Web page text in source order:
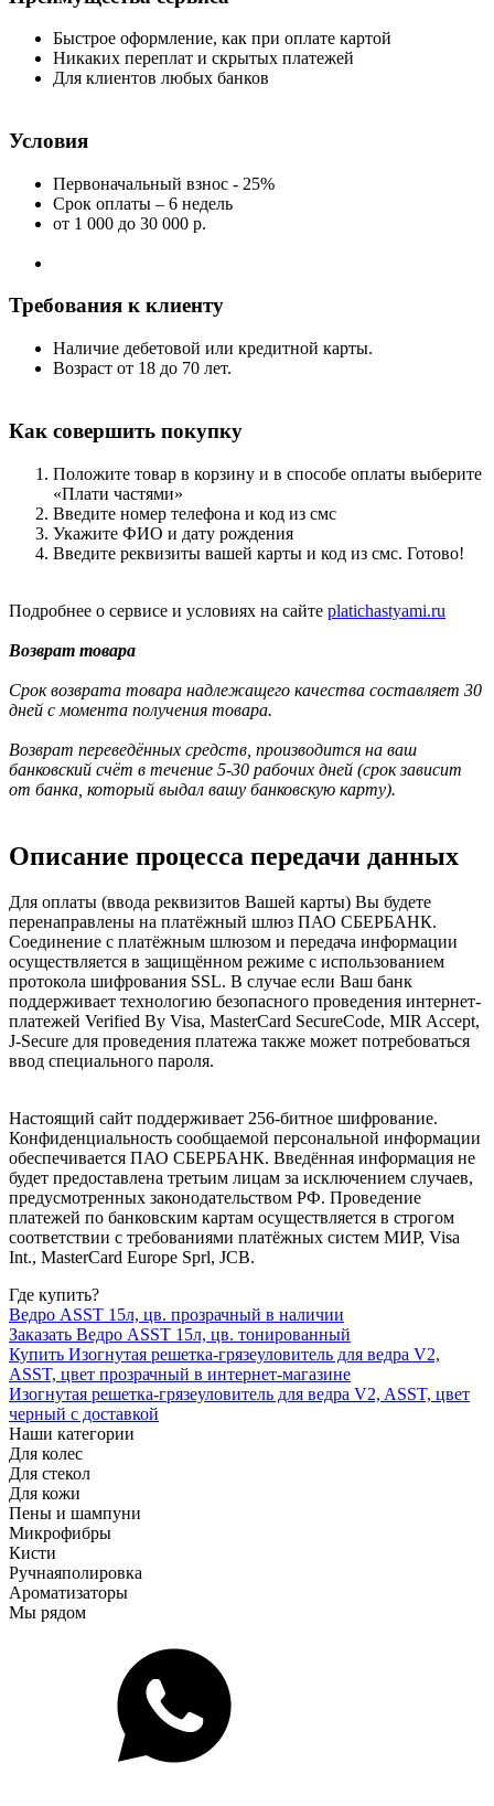
Быстрое оформление, как при оплате картой
Никаких переплат и скрытых платежей
Для клиентов любых банков
Условия
Первоначальный взнос - 25%
Срок оплаты – 6 недель
от 1 000 до 30 000 р.
Требования к клиенту
Наличие дебетовой или кредитной карты.
Возраст от 18 до 70 лет.
Как совершить покупку
Положите товар в корзину и в способе оплаты выберите
«Плати частями»
Введите номер телефона и код из смс
Укажите ФИО и дату рождения
Введите реквизиты вашей карты и код из смс. Готово!
Подробнее о сервисе и условиях на сайте platichastyami.ru
Возврат товара
Срок возврата товара надлежащего качества составляет 30
дней с момента получения товара.
Возврат переведённых средств, производится на ваш
банковский счёт в течение 5-30 рабочих дней (срок зависит
от банка, который выдал вашу банковскую карту).
Описание процесса передачи данных
Для оплаты (ввода реквизитов Вашей карты) Вы будете
перенаправлены на платёжный шлюз ПАО СБЕРБАНК.
Соединение с платёжным шлюзом и передача информации
осуществляется в защищённом режиме с использованием
протокола шифрования SSL. В случае если Ваш банк
поддерживает технологию безопасного проведения интернет-
платежей Verified By Visa, MasterCard SecureCode, MIR Accept,
J-Secure для проведения платежа также может потребоваться
ввод специального пароля.
Настоящий сайт поддерживает 256-битное шифрование.
Конфиденциальность сообщаемой персональной информации
обеспечивается ПАО СБЕРБАНК. Введённая информация не
будет предоставлена третьим лицам за исключением случаев,
предусмотренных законодательством РФ. Проведение
платежей по банковским картам осуществляется в строгом
соответствии с требованиями платёжных систем МИР, Visa
Int., MasterCard Europe Sprl, JCB.
Где купить?
Ведро ASST 15л, цв. прозрачный в наличии
Заказать Ведро ASST 15л, цв. тонированный
Купить Изогнутая решетка-грязеуловитель для ведра V2,
ASST, цвет прозрачный в интернет-магазине
Изогнутая решетка-грязеуловитель для ведра V2, ASST, цвет
черный с доставкой
Наши категории
Для колес
Для стекол
Для кожи
Пены и шампуни
Микрофибры
Кисти
Ручнаяполировка
Ароматизаторы
Мы рядом